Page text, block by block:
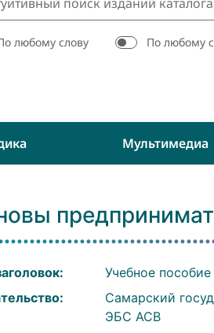
любому слову По любому
Мультимедиа
Учебное пособие
Самарский
ЭБС АСВ